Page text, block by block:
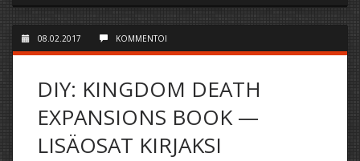
08.02.2017 KOMMENTOI
DIY: KINGDOM DEATH
EXPANSIONS BOOK —
LISÄOSAT KIRJAKSI